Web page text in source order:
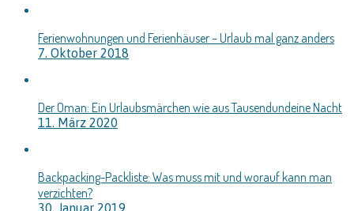
Ferienwohnungen und Ferienhäuser – Urlaub mal ganz anders
7. Oktober 2018
Der Oman: Ein Urlaubsmärchen wie aus Tausendundeine Nacht
11. März 2020
Backpacking-Packliste: Was muss mit und worauf kann man
verzichten?
30. Januar 2019